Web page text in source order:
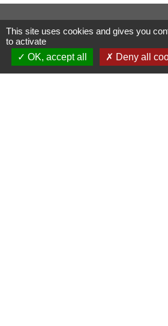
11, chemin
25190 Les Terres-de-Chaux -
+33 3 81 94 14 85
This site uses cookies and gives you
to activate
OK, accept all
Deny all